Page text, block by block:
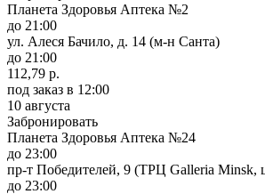
Планета Здоровья Аптека №2
до 21:00
ул. Алеся Бачило, д. 14 (м-н Санта)
до 21:00
112,79 р.
под заказ в 12:00
10 августа
Забронировать
Планета Здоровья Аптека №24
до 23:00
пр-т Победителей, 9 (ТРЦ Galleria Minsk,
до 23:00